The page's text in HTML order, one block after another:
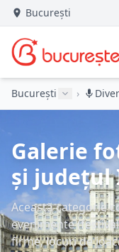
București
București ›
Galerie
și județul
Această categorie
evenimente
firme, locuri de